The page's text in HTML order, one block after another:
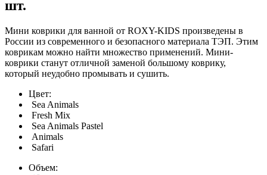
шт.
Мини коврики для ванной от ROXY-KIDS произведены в
России из современного и безопасного материала ТЭП. Этим
коврикам можно найти множество применений. Мини-
коврики станут отличной заменой большому коврику,
который неудобно промывать и сушить.
Цвет:
Sea Animals
Fresh Mix
Sea Animals Pastel
Animals
Safari
Объем: